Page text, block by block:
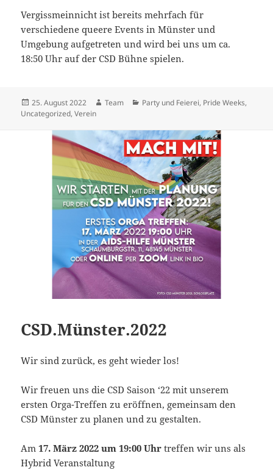
Vergissmeinnicht ist bereits mehrfach für
verschiedene queere Events in Münster und
Umgebung aufgetreten und wird bei uns um ca.
18:50 Uhr auf der CSD Bühne spielen.
Veröffentlicht
am
25. August 2022 Autor
Team Kategorien
Party und Feierei, Pride Weeks,
Uncategorized,Verein
CSD.Münster.2022
Wir sind zurück, es geht wieder los!
Wir freuen uns die CSD Saison ‘22 mit unserem
ersten Orga-Treffen zu eröffnen, gemeinsam den
CSD Münster zu planen und zu gestalten.
Am17. März 2022 um 19:00 Uhrtreffen wir uns als
Hybrid Veranstaltung